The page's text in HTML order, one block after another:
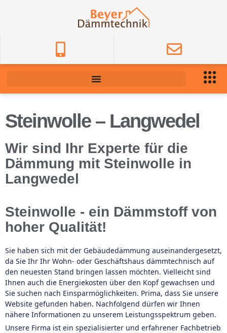
Steinwolle – Langwedel
Wir sind Ihr Experte für die
Dämmung mit Steinwolle in
Langwedel
Steinwolle - ein Dämmstoff von
hoher Qualität!
Sie haben sich mit der Gebäudedämmung auseinandergesetzt,
da Sie Ihr Ihr Wohn- oder Geschäftshaus dämmtechnisch auf
den neuesten Stand bringen lassen möchten. Vielleicht sind
Ihnen auch die Energiekosten über den Kopf gewachsen und
Sie suchen nach Einsparmöglichkeiten. Prima, dass Sie unsere
Website gefunden haben. Nachfolgend dürfen wir Ihnen
nähere Informationen zu unserem Leistungsspektrum geben.
Unsere Firma ist ein spezialisierter und erfahrener Fachbetrieb